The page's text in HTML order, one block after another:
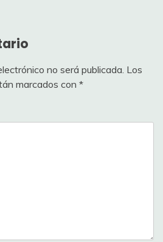
no será publicada. Los
marcados con *